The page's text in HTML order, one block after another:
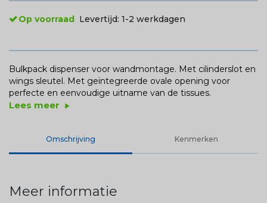
Op voorraad Levertijd: 1-2 werkdagen
Bulkpack dispenser voor wandmontage. Met cilinderslot en
wings sleutel. Met geïntegreerde ovale opening voor
perfecte en eenvoudige uitname van de tissues.
Lees meer play_arrow
Omschrijving Kenmerken
Meer informatie